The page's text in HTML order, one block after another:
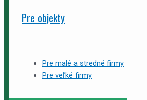
Pre objekty
Pre malé a stredné firmy
Pre veľké firmy